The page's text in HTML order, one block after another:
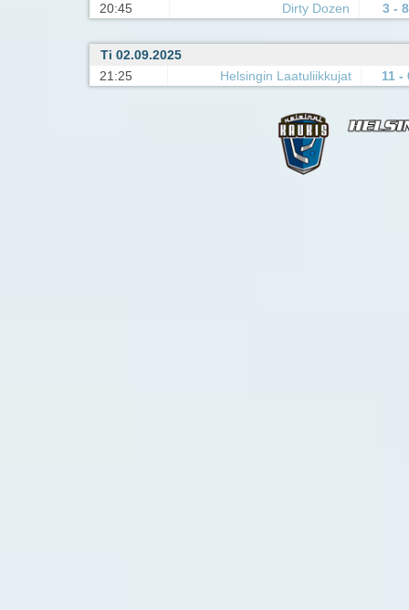
20:45
Dirty Dozen 3 - 8
Ti 02.09.2025
21:25
Helsingin Laatuliikkujat 11 -